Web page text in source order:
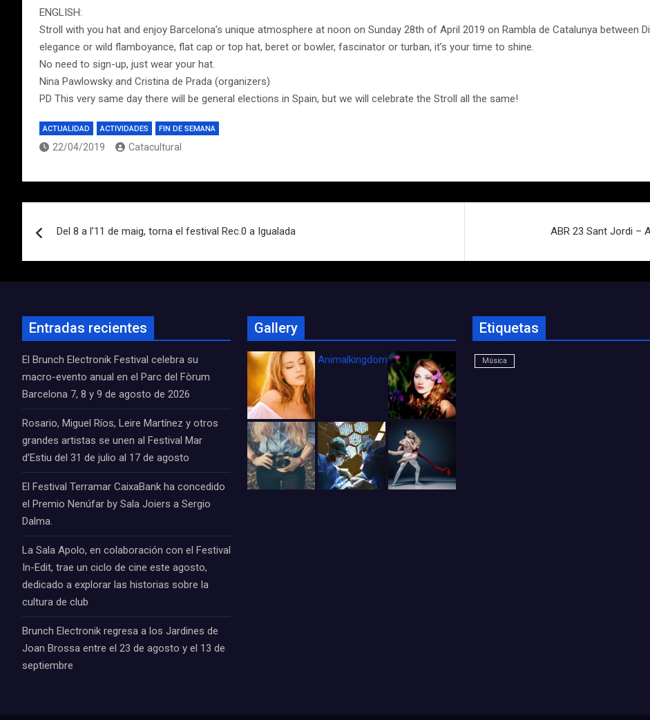
ENGLISH:
Stroll with you hat and enjoy Barcelona’s unique atmosphere at noon on Sunday 28th of April 2019 on Rambla de Catalunya between
elegance or wild flamboyance, flat cap or top hat, beret or bowler, fascinator or turban, it’s your time to shine.
No need to sign-up, just wear your hat.
Nina Pawlowsky and Cristina de Prada (organizers)
PD This very same day there will be general elections in Spain, but we will celebrate the Stroll all the same!
ACTUALIDAD ACTIVIDADES FIN DE SEMANA
22/04/2019 Catacultural
de
Del 8 a l’11 de maig, torna el festival Rec.0 a Igualada ABR 23 Sant Jordi –
Entradas recientes
El Brunch Electronik Festival celebra su
macro-evento anual en el Parc del Fòrum
Barcelona 7, 8 y 9 de agosto de 2026
Rosario, Miguel Ríos, Leire Martínez y otros
grandes artistas se unen al Festival Mar
d’Estiu del 31 de julio al 17 de agosto
El Festival Terramar CaixaBank ha concedido
el Premio Nenúfar by Sala Joiers a Sergio
Dalma.
La Sala Apolo, en colaboración con el Festival
In-Edit, trae un ciclo de cine este agosto,
dedicado a explorar las historias sobre la
cultura de club
Brunch Electronik regresa a los Jardines de
Joan Brossa entre el 23 de agosto y el 13 de
septiembre
Gallery
Animalkingdom_FichaCine
Etiquetas
Música